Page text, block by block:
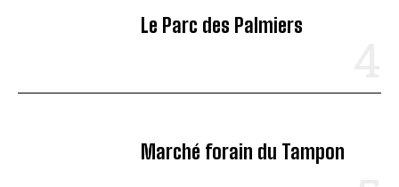
Le Parc des Palmiers
Marché forain du Tampon